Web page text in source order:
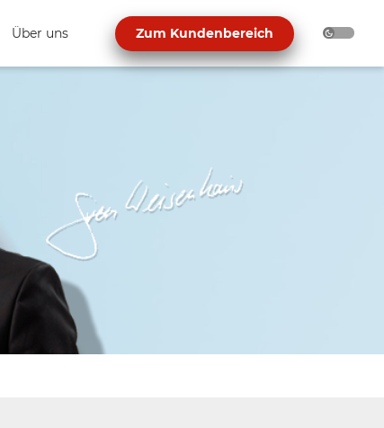
Über uns Zum Kundenbereich